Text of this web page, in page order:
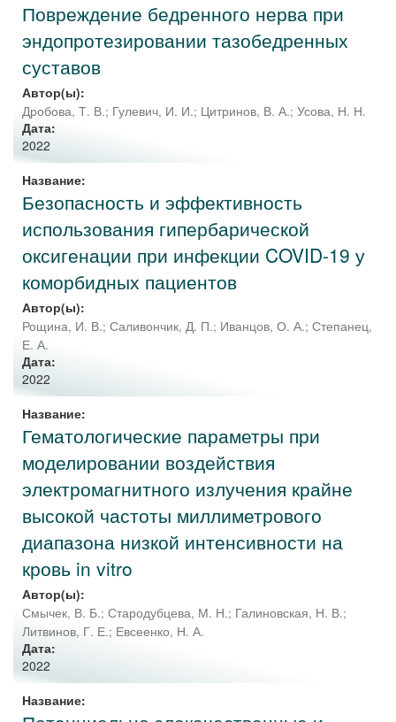
Повреждение бедренного нерва при
эндопротезировании тазобедренных
суставов
Автор(ы):
Дробова, Т. В.; Гулевич, И. И.; Цитринов, В. А.; Усова, Н. Н.
Дата:
2022
Название:
Безопасность и эффективность
использования гипербарической
оксигенации при инфекции COVID-19 у
коморбидных пациентов
Автор(ы):
Рощина, И. В.; Саливончик, Д. П.; Иванцов, О. А.; Степанец,
Е. А.
Дата:
2022
Название:
Гематологические параметры при
моделировании воздействия
электромагнитного излучения крайне
высокой частоты миллиметрового
диапазона низкой интенсивности на
кровь in vitro
Автор(ы):
Смычек, В. Б.; Стародубцева, М. Н.; Галиновская, Н. В.;
Литвинов, Г. Е.; Евсеенко, Н. А.
Дата:
2022
Название: